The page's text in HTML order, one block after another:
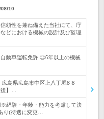
10
頼性を兼ね備えた当社にて、庁
どにおける機械の設計及び監理
動車運転免許 ◎6年以上の機械
広島県広島市中区上八丁堀8-8
】…
※経験・年齢・能力を考慮して決
り(待遇に変更…